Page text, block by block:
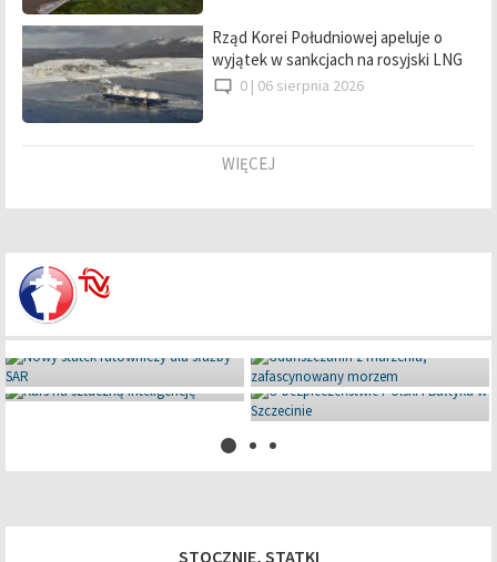
Rząd Korei Południowej apeluje o
wyjątek w sankcjach na rosyjski LNG
0 | 06 sierpnia 2026
WIĘCEJ
Miniaturowe giganty pod Iławą
08 lipca 2026
STOCZNIE, STATKI